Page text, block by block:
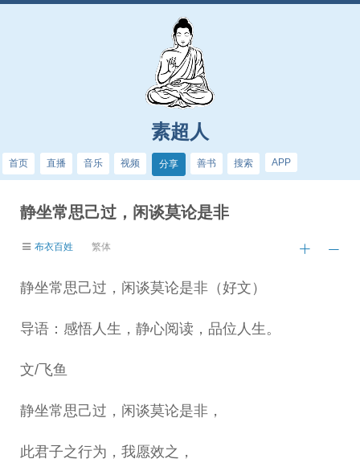
素超人
首页 直播 音乐 视频 分享 善书 搜索 APP
静坐常思己过，闲谈莫论是非
布衣百姓 繁体
静坐常思己过，闲谈莫论是非（好文）
导语：感悟人生，静心阅读，品位人生。
文/飞鱼
静坐常思己过，闲谈莫论是非，
此君子之行为，我愿效之，